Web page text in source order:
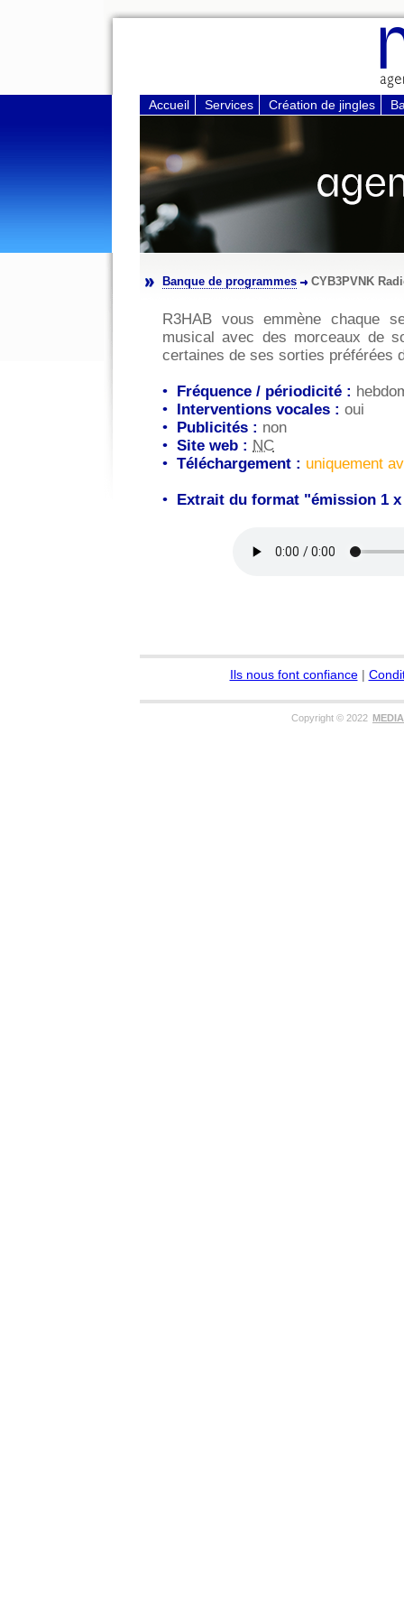
Accueil Services Création de jingles
Banque de programmes CYB3PVNK
R3HAB vous emmène chaque
musical avec des morceaux de
certaines de ses sorties préférées
• Fréquence / périodicité :
• Interventions vocales : oui
• Publicités : non
• Site web : NC
• Téléchargement : uniquement
• Extrait du format "émission 1
Ils nous font confiance|
Copyright © 2022